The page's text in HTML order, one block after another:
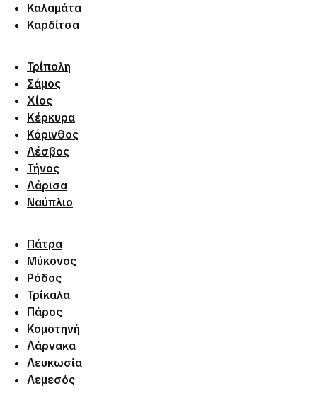
Καλαμάτα
Καρδίτσα
Τρίπολη
Σάμος
Χίος
Κέρκυρα
Κόρινθος
Λέσβος
Τήνος
Λάρισα
Ναύπλιο
Πάτρα
Μύκονος
Ρόδος
Τρίκαλα
Πάρος
Κομοτηνή
Λάρνακα
Λευκωσία
Λεμεσός